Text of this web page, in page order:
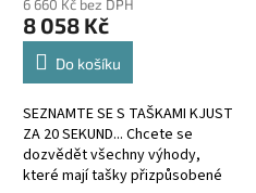
6 660 Kč bez DPH
8 058 Kč
Do košíku
SEZNAMTE SE S TAŠKAMI KJUST
ZA 20 SEKUND... Chcete se
dozvědět všechny výhody,
které mají tašky přizpůsobené